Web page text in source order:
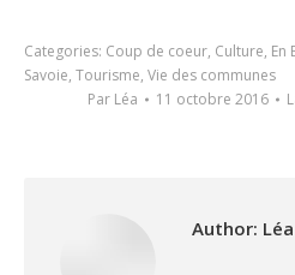
Categories: Coup de coeur, Culture, En
Savoie, Tourisme, Vie des communes
Par Léa 11 octobre 2016
Author: Léa